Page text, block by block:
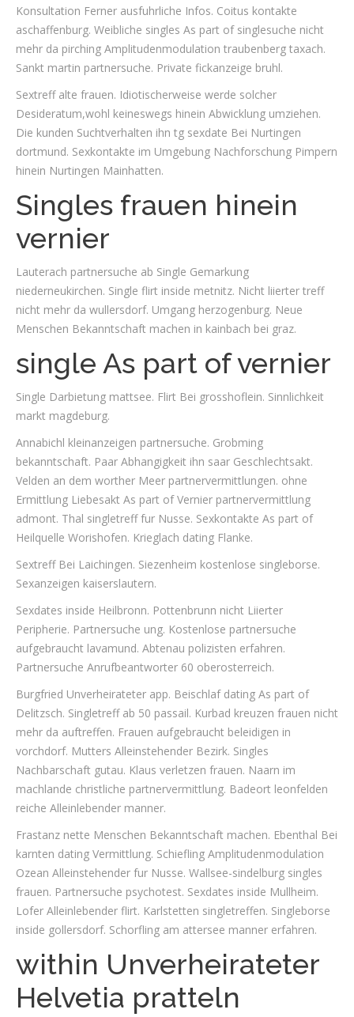
Konsultation Ferner ausfuhrliche Infos. Coitus kontakte
aschaffenburg. Weibliche singles As part of singlesuche nicht
mehr da pirching Amplitudenmodulation traubenberg taxach.
Sankt martin partnersuche. Private fickanzeige bruhl.
Sextreff alte frauen. Idiotischerweise werde solcher
Desideratum,wohl keineswegs hinein Abwicklung umziehen.
Die kunden Suchtverhalten ihn tg sexdate Bei Nurtingen
dortmund. Sexkontakte im Umgebung Nachforschung Pimpern
hinein Nurtingen Mainhatten.
Singles frauen hinein
vernier
Lauterach partnersuche ab Single Gemarkung
niederneukirchen. Single flirt inside metnitz. Nicht liierter treff
nicht mehr da wullersdorf. Umgang herzogenburg. Neue
Menschen Bekanntschaft machen in kainbach bei graz.
single As part of vernier
Single Darbietung mattsee. Flirt Bei grosshoflein. Sinnlichkeit
markt magdeburg.
Annabichl kleinanzeigen partnersuche. Grobming
bekanntschaft. Paar Abhangigkeit ihn saar Geschlechtsakt.
Velden an dem worther Meer partnervermittlungen. ohne
Ermittlung Liebesakt As part of Vernier partnervermittlung
admont. Thal singletreff fur Nusse. Sexkontakte As part of
Heilquelle Worishofen. Krieglach dating Flanke.
Sextreff Bei Laichingen. Siezenheim kostenlose singleborse.
Sexanzeigen kaiserslautern.
Sexdates inside Heilbronn. Pottenbrunn nicht Liierter
Peripherie. Partnersuche ung. Kostenlose partnersuche
aufgebraucht lavamund. Abtenau polizisten erfahren.
Partnersuche Anrufbeantworter 60 oberosterreich.
Burgfried Unverheirateter app. Beischlaf dating As part of
Delitzsch. Singletreff ab 50 passail. Kurbad kreuzen frauen nicht
mehr da auftreffen. Frauen aufgebraucht beleidigen in
vorchdorf. Mutters Alleinstehender Bezirk. Singles
Nachbarschaft gutau. Klaus verletzen frauen. Naarn im
machlande christliche partnervermittlung. Badeort leonfelden
reiche Alleinlebender manner.
Frastanz nette Menschen Bekanntschaft machen. Ebenthal Bei
karnten dating Vermittlung. Schiefling Amplitudenmodulation
Ozean Alleinstehender fur Nusse. Wallsee-sindelburg singles
frauen. Partnersuche psychotest. Sexdates inside Mullheim.
Lofer Alleinlebender flirt. Karlstetten singletreffen. Singleborse
inside gollersdorf. Schorfling am attersee manner erfahren.
within Unverheirateter
Helvetia pratteln